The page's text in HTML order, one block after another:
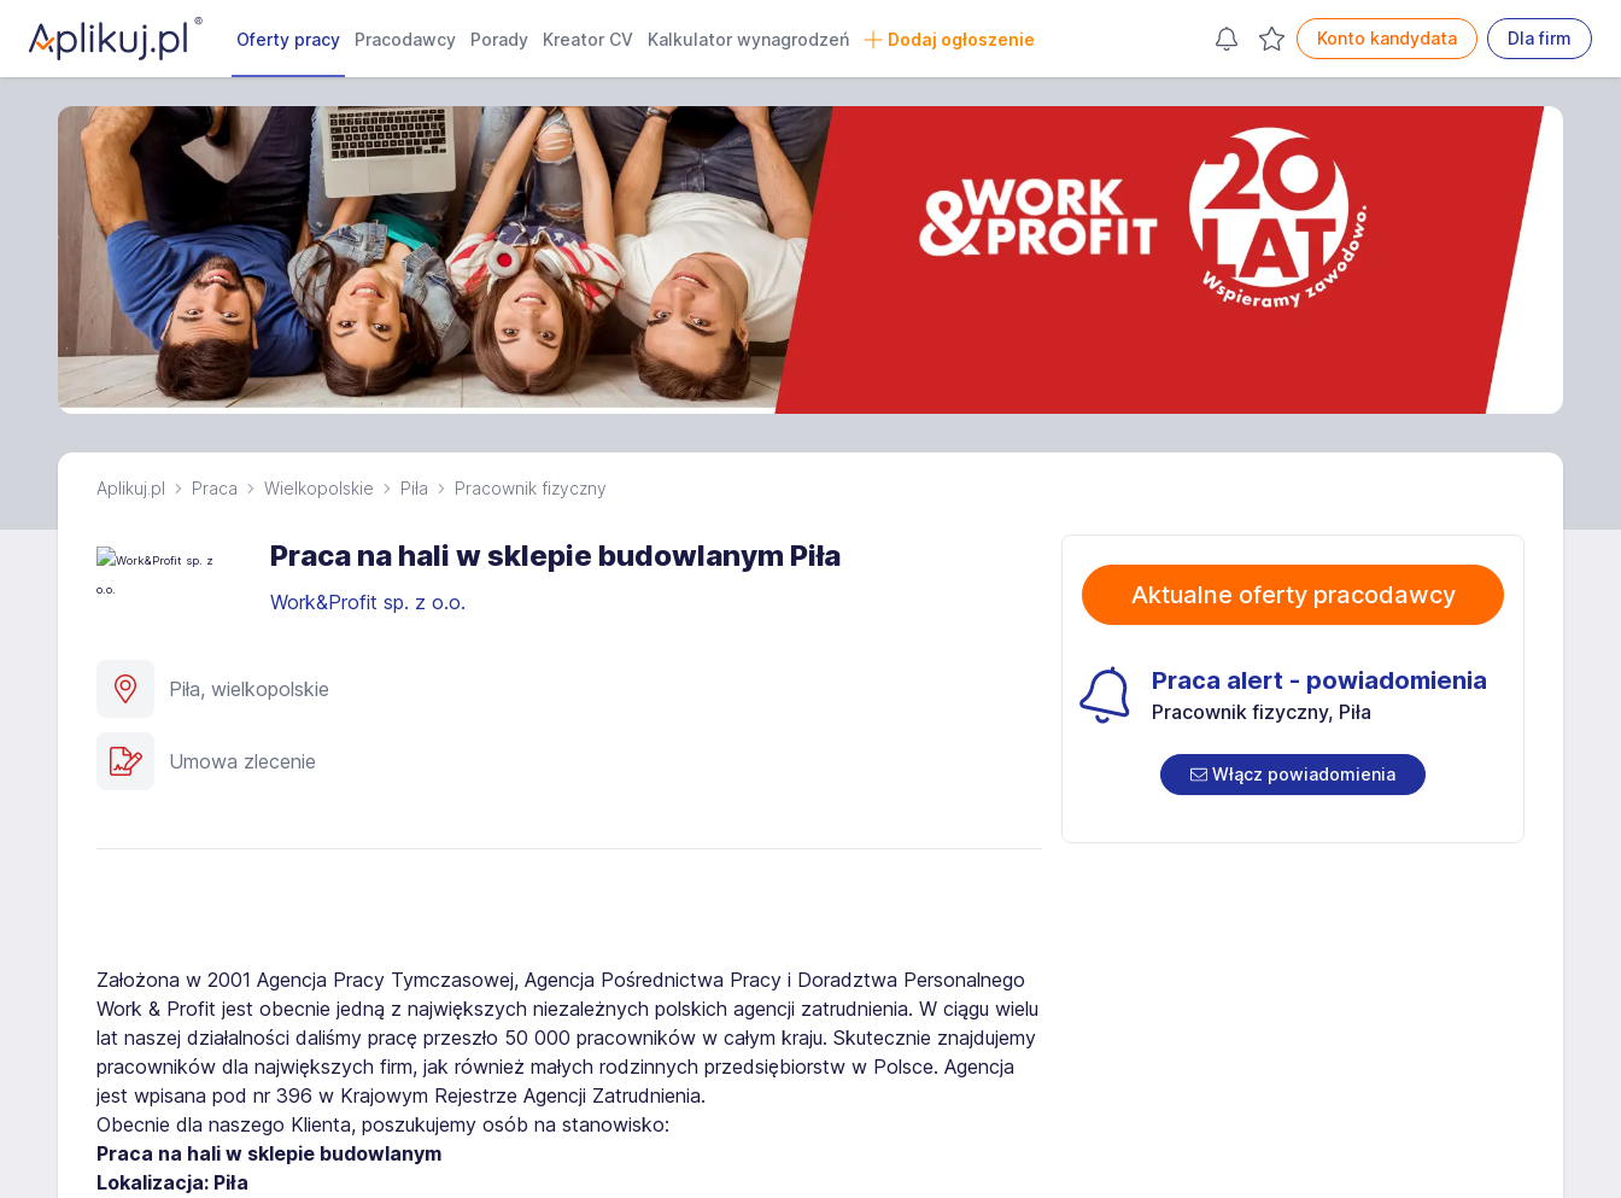
Oferty pracy Pracodawcy Porady Kreator CV Kalkulator wynagrodzeń Dodaj ogłoszenie Konto kandydata Dla firm
Aplikuj.pl Praca Wielkopolskie Piła Pracownik fizyczny
Praca na hali w sklepie budowlanym Piła
Work&Profit sp. z o.o.
Piła, wielkopolskie
Umowa zlecenie
Założona w 2001 Agencja Pracy Tymczasowej, Agencja Pośrednictwa Pracy i Doradztwa Personalnego
Work & Profit jest obecnie jedną z największych niezależnych polskich agencji zatrudnienia. W ciągu wielu
lat naszej działalności daliśmy pracę przeszło 50 000 pracowników w całym kraju. Skutecznie znajdujemy
pracowników dla największych firm, jak również małych rodzinnych przedsiębiorstw w Polsce. Agencja
jest wpisana pod nr 396 w Krajowym Rejestrze Agencji Zatrudnienia.
Obecnie dla naszego Klienta, poszukujemy osób na stanowisko:
Praca na hali w sklepie budowlanym
Lokalizacja: Piła
Aktualne oferty pracodawcy
Praca alert - powiadomienia
Pracownik fizyczny, Piła
Włącz powiadomienia